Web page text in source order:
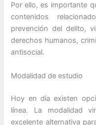
Por ello, es importante
contenidos
prevención del delito,
derechos humanos,
antisocial.
Modalidad de estudio
Hoy en día existen
línea. La modalidad
excelente alternativa